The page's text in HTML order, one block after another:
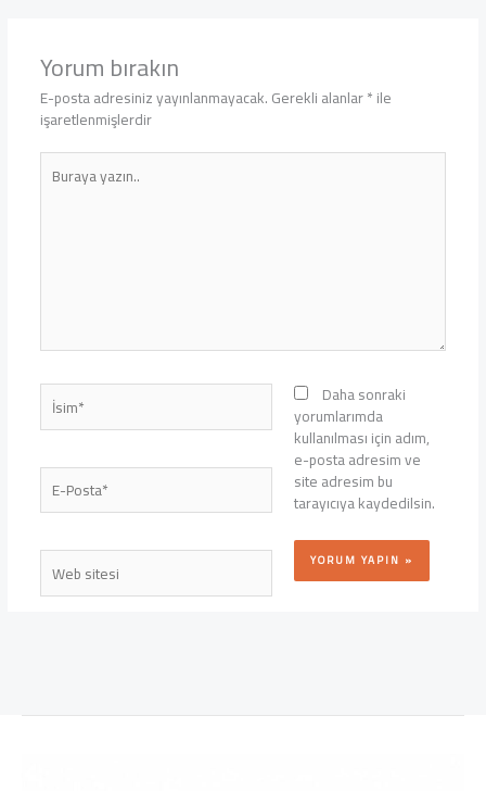
Yorum bırakın
E-posta adresiniz yayınlanmayacak.Gerekli alanlar*ile
işaretlenmişlerdir
Buraya
yazın..
İsim*
E-
Posta*
Web
sitesi
Daha sonraki
yorumlarımda
kullanılması için adım,
e-posta adresim ve
site adresim bu
tarayıcıya kaydedilsin.